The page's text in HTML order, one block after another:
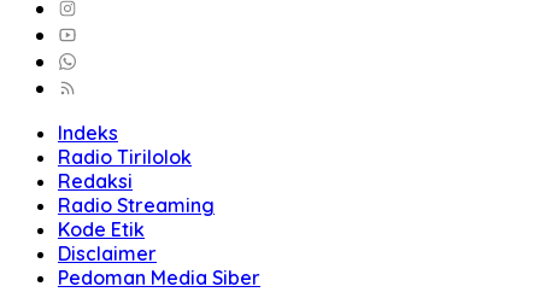
Indeks
Radio Tirilolok
Redaksi
Radio Streaming
Kode Etik
Disclaimer
Pedoman Media Siber